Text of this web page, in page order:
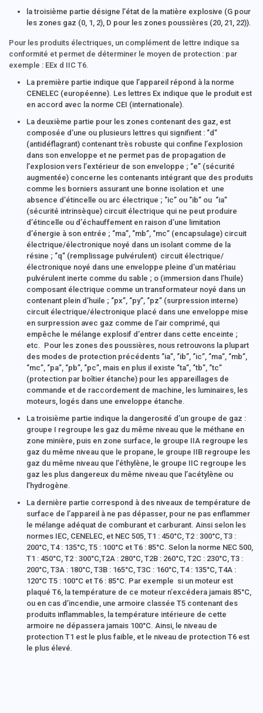
la troisième partie désigne l’état de la matière explosive (G pour
les zones gaz (0, 1, 2), D pour les zones poussières (20, 21, 22)).
Pour les produits électriques, un complément de lettre indique sa
conformité et permet de déterminer le moyen de protection : par
exemple : EEx d IIC T6.
La première partie indique que l’appareil répond à la norme
CENELEC (européenne). Les lettres Ex indique que le produit est
en accord avec la norme CEI (internationale).
La deuxième partie pour les zones contenant des gaz, est
composée d’une ou plusieurs lettres qui signifient : ‘’d’’
(antidéflagrant) contenant très robuste qui confine l’explosion
dans son enveloppe et ne permet pas de propagation de
l’explosion vers l’extérieur de son enveloppe ; ‘’e’’ (sécurité
augmentée) concerne les contenants intégrant que des produits
comme les borniers assurant une bonne isolation et une
absence d’étincelle ou arc électrique ; ‘’ic’’ ou ‘’ib’’ ou ‘’ia’’
(sécurité intrinsèque) circuit électrique qui ne peut produire
d’étincelle ou d’échauffement en raison d’une limitation
d’énergie à son entrée ; ‘’ma’’, ‘’mb’’, ‘’mc’’ (encapsulage) circuit
électrique/électronique noyé dans un isolant comme de la
résine ; ‘’q’’ (remplissage pulvérulent) circuit électrique/
électronique noyé dans une enveloppe pleine d’un matériau
pulvérulent inerte comme du sable ; o (immersion dans l’huile)
composant électrique comme un transformateur noyé dans un
contenant plein d’huile ; ‘’px’’, ‘’py’’, ‘’pz’’ (surpression interne)
circuit électrique/électronique placé dans une enveloppe mise
en surpression avec gaz comme de l’air comprimé, qui
empêche le mélange explosif d’entrer dans cette enceinte ;
etc. Pour les zones des poussières, nous retrouvons la plupart
des modes de protection précédents ‘’ia’’, ‘’ib’’, ‘’ic’’, ‘’ma’’, ‘’mb’’,
‘’mc’’, ‘’pa’’, ‘’pb’’, ‘’pc’’, mais en plus il existe ‘’ta’’, ‘’tb’’, ‘’tc’’
(protection par boîtier étanche) pour les appareillages de
commande et de raccordement de machine, les luminaires, les
moteurs, logés dans une enveloppe étanche.
La troisième partie indique la dangerosité d’un groupe de gaz :
groupe I regroupe les gaz du même niveau que le méthane en
zone minière, puis en zone surface, le groupe IIA regroupe les
gaz du même niveau que le propane, le groupe IIB regroupe les
gaz du même niveau que l’éthylène, le groupe IIC regroupe les
gaz les plus dangereux du même niveau que l’acétylène ou
l’hydrogène.
La dernière partie correspond à des niveaux de température de
surface de l’appareil à ne pas dépasser, pour ne pas enflammer
le mélange adéquat de comburant et carburant. Ainsi selon les
normes IEC, CENELEC, et NEC 505, T1 : 450°C, T2 : 300°C, T3 :
200°C, T4 : 135°C, T5 : 100°C et T6 : 85°C. Selon la norme NEC 500,
T1 : 450°C, T2 : 300°C,T2A : 280°C, T2B : 260°C, T2C : 230°C, T3 :
200°C, T3A : 180°C, T3B : 165°C, T3C : 160°C, T4 : 135°C, T4A :
120°C T5 : 100°C et T6 : 85°C. Par exemple si un moteur est
plaqué T6, la température de ce moteur n’excédera jamais 85°C,
ou en cas d’incendie, une armoire classée T5 contenant des
produits inflammables, la température intérieure de cette
armoire ne dépassera jamais 100°C. Ainsi, le niveau de
protection T1 est le plus faible, et le niveau de protection T6 est
le plus élevé.